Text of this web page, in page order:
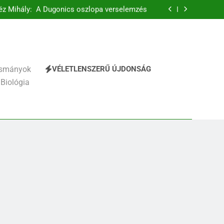
Mihály: A Dugonics oszlopa verselemzés
A gyerekszemű élet-tavon verselemzés
Mihály: A Dugonics oszlopa verselemzés
VÉLETLENSZERŰ ÚJDONSÁG